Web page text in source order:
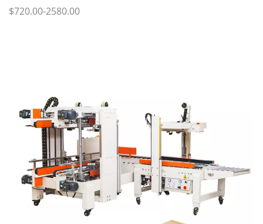
$720.00-2580.00